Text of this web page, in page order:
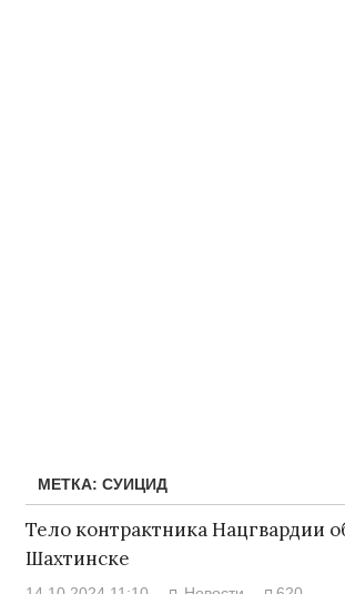
МЕТКА: СУИЦИД
Тело контрактника Нацгвардии
Шахтинске